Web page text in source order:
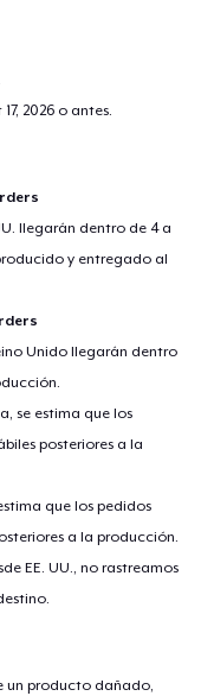
2026 o antes.
llegarán dentro de 4 a
y entregado al
Unido llegarán dentro
se estima que los
posteriores a la
que los pedidos
a la producción.
EE. UU., no rastreamos
un producto dañado,